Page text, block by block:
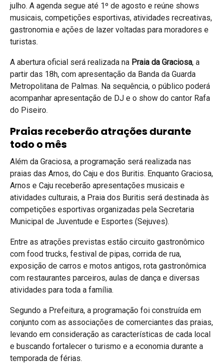
julho. A agenda segue até 1º de agosto e reúne shows
musicais, competições esportivas, atividades recreativas,
gastronomia e ações de lazer voltadas para moradores e
turistas.
A abertura oficial será realizada na Praia da Graciosa, a
partir das 18h, com apresentação da Banda da Guarda
Metropolitana de Palmas. Na sequência, o público poderá
acompanhar apresentação de DJ e o show do cantor Rafa
do Piseiro.
Praias receberão atrações durante
todo o mês
Além da Graciosa, a programação será realizada nas
praias das Arnos, do Caju e dos Buritis. Enquanto Graciosa,
Arnos e Caju receberão apresentações musicais e
atividades culturais, a Praia dos Buritis será destinada às
competições esportivas organizadas pela Secretaria
Municipal de Juventude e Esportes (Sejuves).
Entre as atrações previstas estão circuito gastronômico
com food trucks, festival de pipas, corrida de rua,
exposição de carros e motos antigos, rota gastronômica
com restaurantes parceiros, aulas de dança e diversas
atividades para toda a família.
Segundo a Prefeitura, a programação foi construída em
conjunto com as associações de comerciantes das praias,
levando em consideração as características de cada local
e buscando fortalecer o turismo e a economia durante a
temporada de férias.